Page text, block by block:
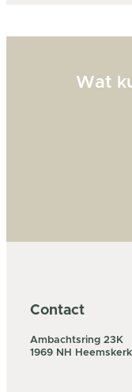
Wat
Contact
Ambachtsring 23K
1969 NH Heemskerk